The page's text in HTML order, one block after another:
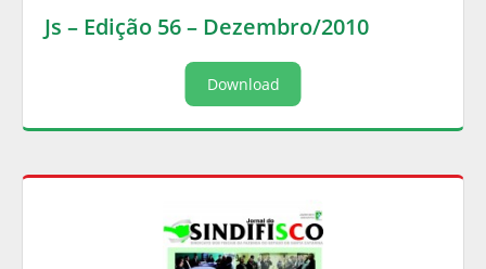
Js – Edição 56 – Dezembro/2010
Download